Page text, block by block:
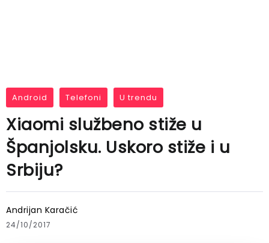
Android Telefoni U trendu
Xiaomi službeno stiže u
Španjolsku. Uskoro stiže i u
Srbiju?
Andrijan Karačić
24/10/2017